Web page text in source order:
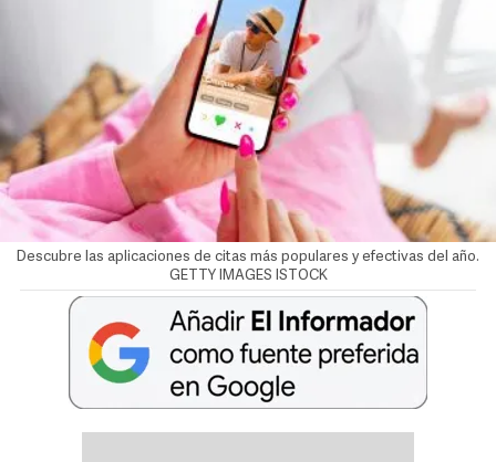
Descubre las aplicaciones de citas más populares y efectivas del año.
GETTY IMAGES ISTOCK